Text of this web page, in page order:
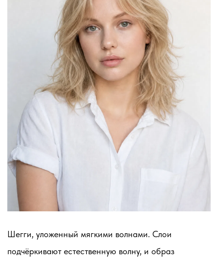
Шегги, уложенный мягкими волнами. Слои
подчёркивают естественную волну, и образ